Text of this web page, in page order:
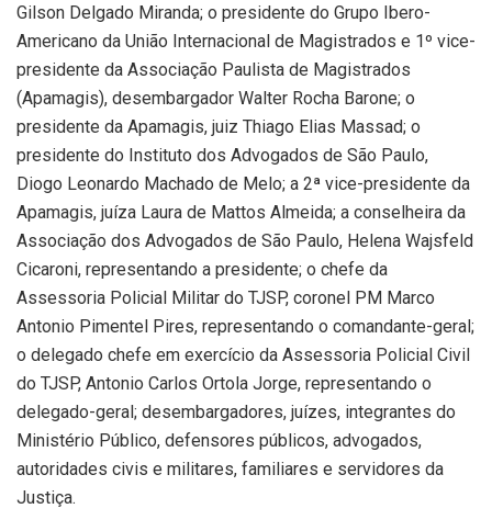
Gilson Delgado Miranda; o presidente do Grupo Ibero-
Americano da União Internacional de Magistrados e 1º vice-
presidente da Associação Paulista de Magistrados
(Apamagis), desembargador Walter Rocha Barone; o
presidente da Apamagis, juiz Thiago Elias Massad; o
presidente do Instituto dos Advogados de São Paulo,
Diogo Leonardo Machado de Melo; a 2ª vice-presidente da
Apamagis, juíza Laura de Mattos Almeida; a conselheira da
Associação dos Advogados de São Paulo, Helena Wajsfeld
Cicaroni, representando a presidente; o chefe da
Assessoria Policial Militar do TJSP, coronel PM Marco
Antonio Pimentel Pires, representando o comandante-geral;
o delegado chefe em exercício da Assessoria Policial Civil
do TJSP, Antonio Carlos Ortola Jorge, representando o
delegado-geral; desembargadores, juízes, integrantes do
Ministério Público, defensores públicos, advogados,
autoridades civis e militares, familiares e servidores da
Justiça.